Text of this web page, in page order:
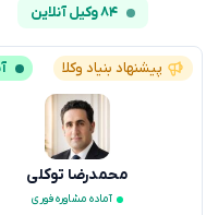
۸۴ وکیل آنلاین
پیشنهاد بنیاد وکلا
محمدرضا توکلی
آماده مشاوره فوری